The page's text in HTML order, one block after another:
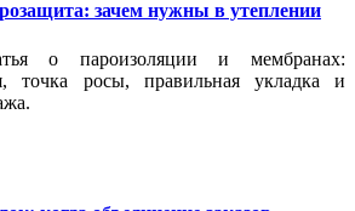
зачем нужны в утеплении
о пароизоляции и мембранах:
точка росы, правильная укладка и